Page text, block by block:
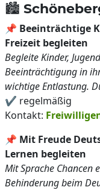
🏙️
📌 Beeinträchtige
Freizeit begleiten
Begleite Kinder,
Beeinträchtigung in
wichtige Entlastung.
✔️ regelmäßig
Kontakt:
📌 Mit Freude
Lernen begleiten
Mit Sprache Chancen
Behinderung beim